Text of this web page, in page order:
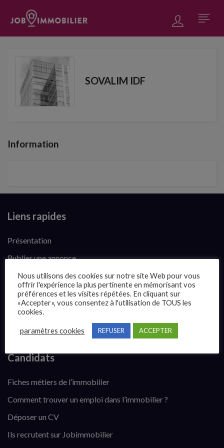
SOVALIM IDF
Information
Liens rapides
Présentation
Publier une annonce
Offres d’emploi
Questions fréquentes
Blog
Contact
Candidats
Fiches métiers de l’immobilier
Comment trouver un emploi dans l’immobilier ?
Déposer un CV
Ils recrutent sur Jobimmobilier
Nous utilisons des cookies sur notre site Web pour vous
offrir l'expérience la plus pertinente en mémorisant vos
préférences et les visites répétées. En cliquant sur
«Accepter», vous consentez à l'utilisation de TOUS les
cookies.
paramètres cookies REFUSER ACCEPTER